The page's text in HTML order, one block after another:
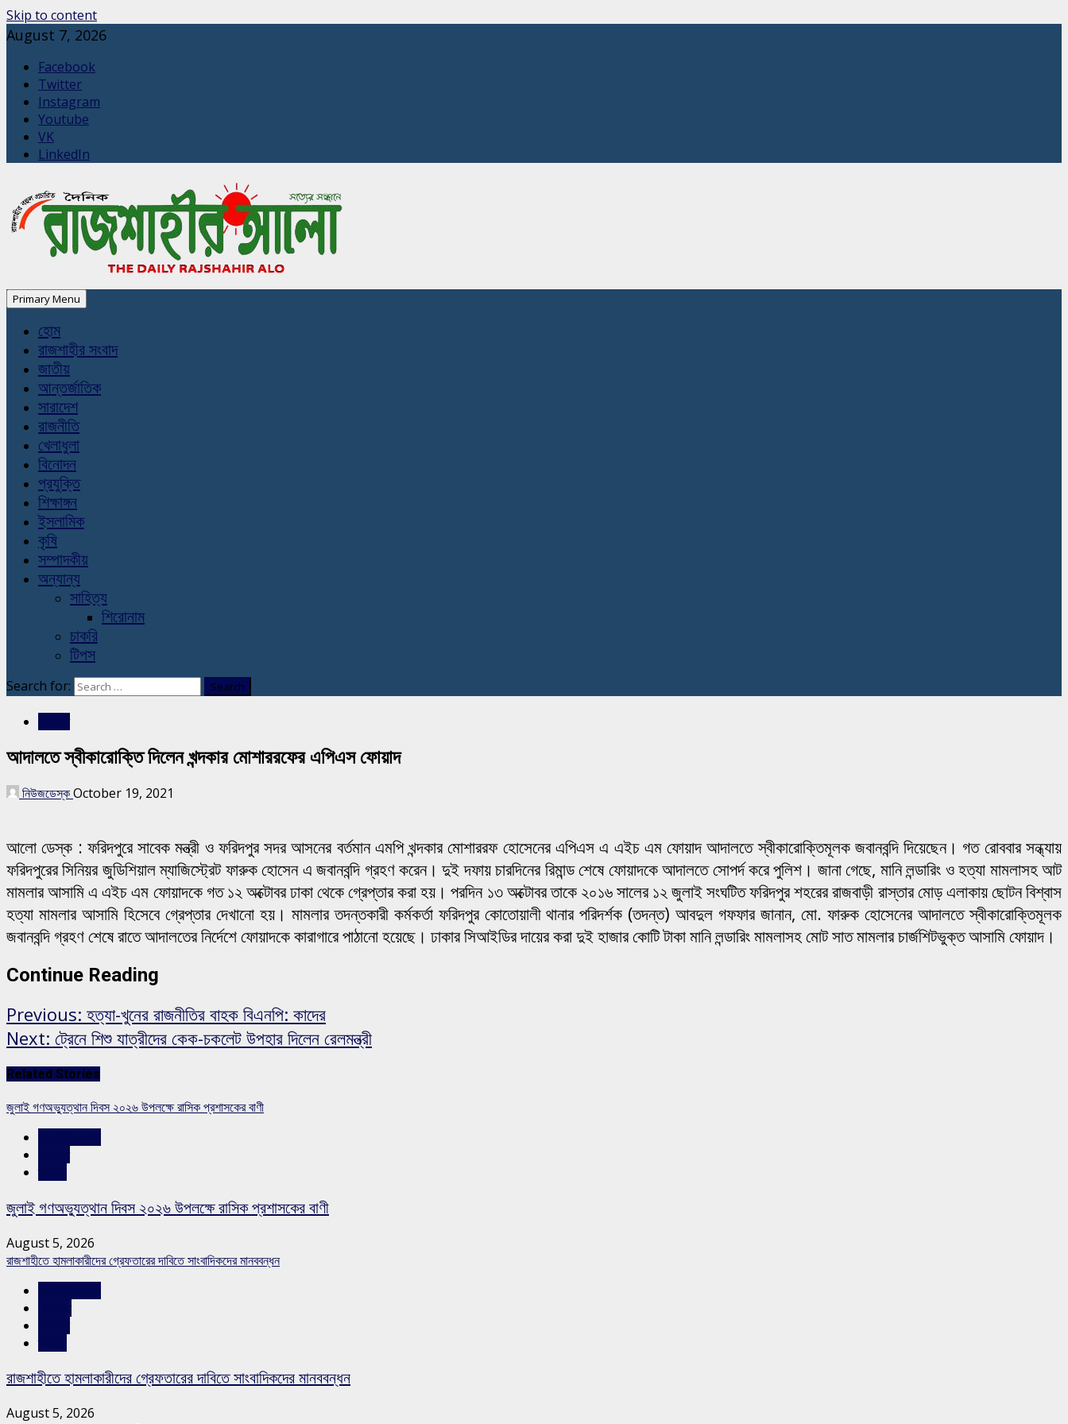
Skip to content
August 7, 2026
Facebook
Twitter
Instagram
Youtube
VK
LinkedIn
Primary Menu
হোম
রাজশাহীর সংবাদ
জাতীয়
আন্তর্জাতিক
সারাদেশ
রাজনীতি
খেলাধুলা
বিনোদন
প্রযুক্তি
শিক্ষাঙ্গন
ইসলামিক
কৃষি
সম্পাদকীয়
অন্যান্য
সাহিত্য
শিরোনাম
চাকরি
টিপস
Search for:
আদালতে স্বীকারোক্তি দিলেন খন্দকার মোশাররফের এপিএস ফোয়াদ
নিউজডেস্কOctober 19, 2021
আলো ডেস্ক : ফরিদপুরে সাবেক মন্ত্রী ও ফরিদপুর সদর আসনের বর্তমান এমপি খন্দকার মোশাররফ হোসেনের এপিএস এ এইচ এম ফোয়াদ আদালতে স্বীকারোক্তিমূলক জবানবন্দি দিয়েছেন। গত রোববার সন্ধ্যায়
ফরিদপুরের সিনিয়র জুডিশিয়াল ম্যাজিস্ট্রেট ফারুক হোসেন এ জবানবন্দি গ্রহণ করেন। দুই দফায় চারদিনের রিমান্ড শেষে ফোয়াদকে আদালতে সোপর্দ করে পুলিশ। জানা গেছে, মানি লন্ডারিং ও হত্যা মামলাসহ আট
মামলার আসামি এ এইচ এম ফোয়াদকে গত ১২ অক্টোবর ঢাকা থেকে গ্রেপ্তার করা হয়। পরদিন ১৩ অক্টোবর তাকে ২০১৬ সালের ১২ জুলাই সংঘটিত ফরিদপুর শহরের রাজবাড়ী রাস্তার মোড় এলাকায় ছোটন বিশ্বাস
হত্যা মামলার আসামি হিসেবে গ্রেপ্তার দেখানো হয়। মামলার তদন্তকারী কর্মকর্তা ফরিদপুর কোতোয়ালী থানার পরিদর্শক (তদন্ত) আবদুল গফফার জানান, মো. ফারুক হোসেনের আদালতে স্বীকারোক্তিমূলক
জবানবন্দি গ্রহণ শেষে রাতে আদালতের নির্দেশে ফোয়াদকে কারাগারে পাঠানো হয়েছে। ঢাকার সিআইডির দায়ের করা দুই হাজার কোটি টাকা মানি লন্ডারিং মামলাসহ মোট সাত মামলার চার্জশিটভুক্ত আসামি ফোয়াদ।
Continue Reading
Previous: হত্যা-খুনের রাজনীতির বাহক বিএনপি: কাদের
Next: ট্রেনে শিশু যাত্রীদের কেক-চকলেট উপহার দিলেন রেলমন্ত্রী
Related Stories
জুলাই গণঅভ্যুত্থান দিবস ২০২৬ উপলক্ষে রাসিক প্রশাসকের বাণী
জুলাই গণঅভ্যুত্থান দিবস ২০২৬ উপলক্ষে রাসিক প্রশাসকের বাণী
August 5, 2026
রাজশাহীতে হামলাকারীদের গ্রেফতারের দাবিতে সাংবাদিকদের মানববন্ধন
রাজশাহীতে হামলাকারীদের গ্রেফতারের দাবিতে সাংবাদিকদের মানববন্ধন
August 5, 2026